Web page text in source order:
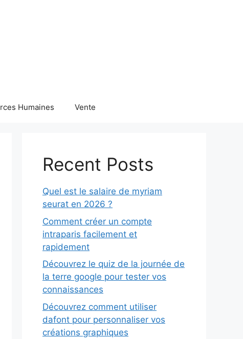
Humaines Vente
Recent Posts
Quel est le salaire de myriam
seurat en 2026 ?
Comment créer un compte
intraparis facilement et
rapidement
Découvrez le quiz de la journée de
la terre google pour tester vos
connaissances
Découvrez comment utiliser
dafont pour personnaliser vos
créations graphiques